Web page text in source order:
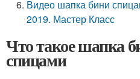
Видео шапка бини
2019. Мастер Класс
Что такое шапка
спицами